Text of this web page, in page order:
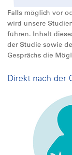
Falls möglich vor
wird unsere
führen. Inhalt
der Studie sowie
Gesprächs die
Direkt nach der